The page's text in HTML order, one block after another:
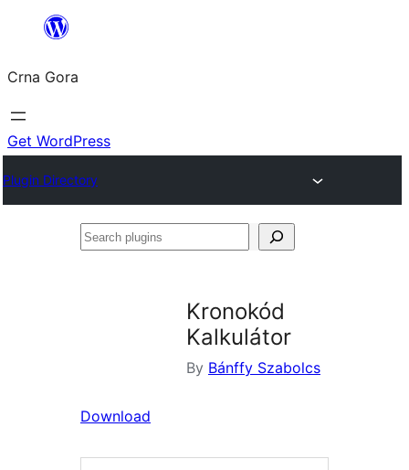
content
Crna Gora
Get WordPress
Plugin Directory
Search
Kronokód
Kalkulátor
By Bánffy Szabolcs
Download